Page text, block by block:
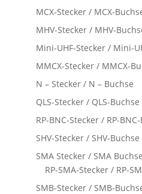
MCX-Stecker / MCX-
MHV-Stecker / MHV-
Mini-UHF-Stecker / Mini-
MMCX-Stecker / MMCX-
N – Stecker / N – Buchse
QLS-Stecker / QLS-Buchse
RP-BNC-Stecker / RP-
SHV-Stecker / SHV-Buchse
SMA Stecker / SMA Buchse
RP-SMA-Stecker / RP-
SMB-Stecker / SMB-